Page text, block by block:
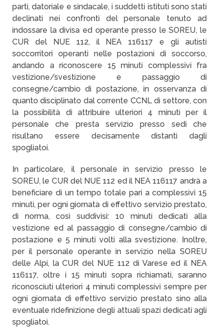
parti, datoriale e sindacale, i suddetti istituti sono stati
declinati nei confronti del personale tenuto ad
indossare la divisa ed operante presso le SOREU, le
CUR del NUE 112, il NEA 116117 e gli autisti
soccorritori operanti nelle postazioni di soccorso,
andando a riconoscere 15 minuti complessivi fra
vestizione/svestizione e passaggio di
consegne/cambio di postazione, in osservanza di
quanto disciplinato dal corrente CCNL di settore, con
la possibilità di attribuire ulteriori 4 minuti per il
personale che presta servizio presso sedi che
risultano essere decisamente distanti dagli
spogliatoi.
In particolare, il personale in servizio presso le
SOREU, le CUR del NUE 112 ed il NEA 116117 andrà a
beneficiare di un tempo totale pari a complessivi 15
minuti, per ogni giornata di effettivo servizio prestato,
di norma, così suddivisi: 10 minuti dedicati alla
vestizione ed al passaggio di consegne/cambio di
postazione e 5 minuti volti alla svestizione. Inoltre,
per il personale operante in servizio nella SOREU
delle Alpi, la CUR del NUE 112 di Varese ed il NEA
116117, oltre i 15 minuti sopra richiamati, saranno
riconosciuti ulteriori 4 minuti complessivi sempre per
ogni giornata di effettivo servizio prestato sino alla
eventuale ridefinizione degli attuali spazi dedicati agli
spogliatoi.